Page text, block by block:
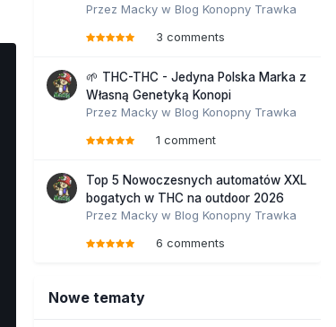
Przez Macky w Blog Konopny Trawka
3 comments
🌱 THC-THC - Jedyna Polska Marka z
Własną Genetyką Konopi
Przez Macky w Blog Konopny Trawka
1 comment
Top 5 Nowoczesnych automatów XXL
bogatych w THC na outdoor 2026
Przez Macky w Blog Konopny Trawka
6 comments
Nowe tematy